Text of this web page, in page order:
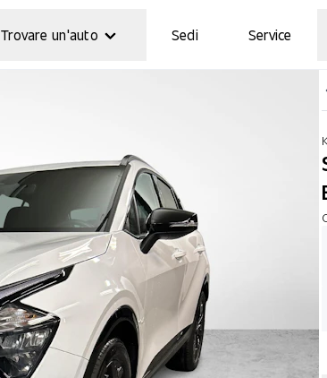
Trovare un'auto Sedi Service